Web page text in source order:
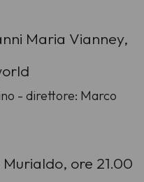
Maria Vianney,
- direttore: Marco
ore 21.00